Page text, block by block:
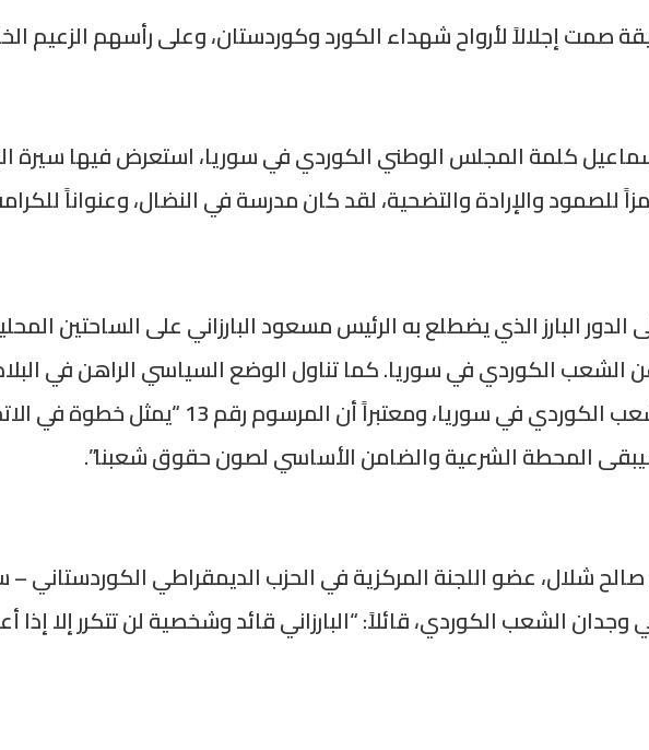
صمت إجلالاً لأرواح شهداء الكورد وكوردستان، وعلى رأسهم الزعيم
كلمة المجلس الوطني الكوردي في سوريا، استعرض فيها سيرة
للصمود والإرادة والتضحية، لقد كان مدرسة في النضال، وعنواناً
البارز الذي يضطلع به الرئيس مسعود البارزاني على الساحتين
الكوردي في سوريا. كما تناول الوضع السياسي الراهن في
ضمان الحقوق المشروعة للشعب الكوردي في
المحطة الشرعية والضامن الأساسي لصون حقوق شعبنا”.
شلال، عضو اللجنة المركزية في الحزب الديمقراطي الكوردستاني –
وجدان الشعب الكوردي، قائلاً: “البارزاني قائد وشخصية لن تتكرر إلا إذا